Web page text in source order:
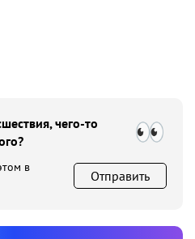
чего-то
в
Отправить